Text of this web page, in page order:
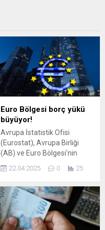
Euro Bölgesi borç yükü
büyüyor!
Avrupa İstatistik Ofisi
(Eurostat), Avrupa Birliği
(AB) ve Euro Bölgesi'nin
2024 yılına ait kamu borcu
ve bütçe açığı verilerini
Euro Bölgesi'nde 2023'te
yüzde 87,3 olan kamu
borcunun GSYH'ye oranı,
2024'te yüzde 87,4'e ...
22.04.2025 0 25